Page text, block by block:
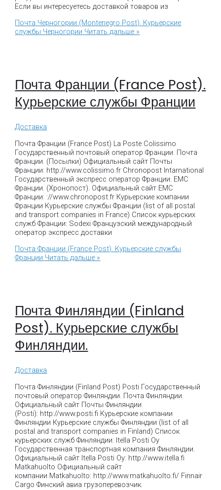
Если вы интересуетесь доставкой товаров из
Почта Черногории (Montenegro Post). Курьерские
службы Черногории Читать дальше »
Почта Франции (France Post).
Курьерские службы Франции
Доставка
Почта Франции (France Post) La Poste Colissimo
Государственный почтовый оператор Франции. Почта
Франции. (Посылки) Официальный сайт Почты
Франции: http://www.colissimo.fr Chronopost Intarnational
Государственный экспресс оператор Франции. ЕМС
Франции. (Хронопост). Официальный сайт ЕМС
Франции: ://www.chronopost.fr Курьерские компании
Франции Курьерские службы Франции (list of all postal
and transport companies in France) Список курьерских
служб Франции: Sodexi Французский международный
оператор экспресс доставки
Почта Франции (France Post). Курьерские службы
Франции Читать дальше »
Почта Финляндии (Finland
Post). Курьерские службы
Финляндии.
Доставка
Почта Финляндии (Finland Post) Posti Государственный
почтовый оператор Финляндии. Почта Финляндии.
Официальный сайт Почты Финляндии
(Posti): http://www.posti.fi Курьерские компании
Финляндии Курьерские службы Финляндии (list of all
postal and transport companies in Finland) Список
курьерских служб Финляндии: Itella Posti Oy
Государственная транспортная компания Финляндии.
Официальный сайт Itella Posti Oy: http://www.itella.fi
Matkahuolto Официальный сайт
компании Matkahuolto: http://www.matkahuolto.fi/ Finnair
Cargo Финский авиа грузоперевозчик.